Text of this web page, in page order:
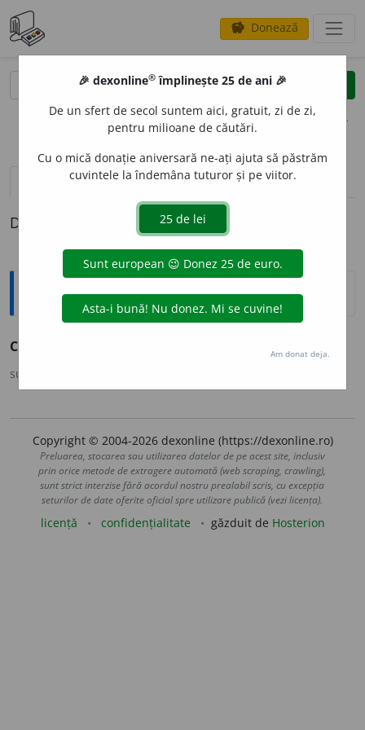
savings Donează
clear
opțiuni
definiții (1)
Definiția cu ID-ul 176850:
Sinonime
CHIHLIMBAR
sursa:
Copyright © 2004-2026 dexonline (https://dexonline.ro)
Preluarea, stocarea sau utilizarea datelor de pe acest site, inclusiv
prin orice metode de extragere automată (web scraping, crawling),
sunt strict interzise fără acordul nostru prealabil scris, cu excepția
seturilor de date oferite oficial spre utilizare publică (vezi licența).
licență confidențialitate găzduit de Hosterion
🎉 dexonline® împlinește 25 de ani 🎉
De un sfert de secol suntem aici, gratuit, zi de zi,
pentru milioane de căutări.
Cu o mică donație aniversară ne-ați ajuta să păstrăm
cuvintele la îndemâna tuturor și pe viitor.
Am donat deja.